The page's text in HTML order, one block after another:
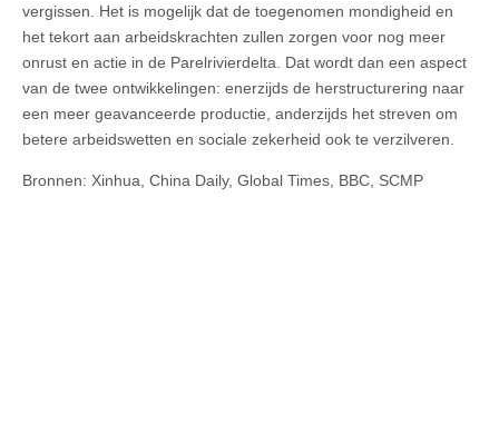
vergissen. Het is mogelijk dat de toegenomen mondigheid en
het tekort aan arbeidskrachten zullen zorgen voor nog meer
onrust en actie in de Parelrivierdelta. Dat wordt dan een aspect
van de twee ontwikkelingen: enerzijds de herstructurering naar
een meer geavanceerde productie, anderzijds het streven om
betere arbeidswetten en sociale zekerheid ook te verzilveren.
Bronnen: Xinhua, China Daily, Global Times, BBC, SCMP